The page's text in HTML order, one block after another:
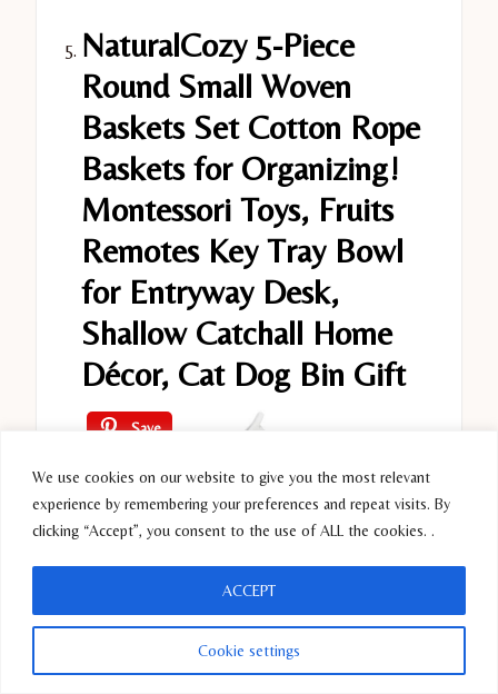
We use cookies on our website to give you the most relevant
experience by remembering your preferences and repeat visits. By
clicking “Accept”, you consent to the use of ALL the cookies. .
Cookie settings
ACCEPT
NaturalCozy 5-Piece
Round Small Woven
Baskets Set Cotton Rope
Baskets for Organizing!
Montessori Toys, Fruits
Remotes Key Tray Bowl
for Entryway Desk,
Shallow Catchall Home
Décor, Cat Dog Bin Gift
Save
$21.99